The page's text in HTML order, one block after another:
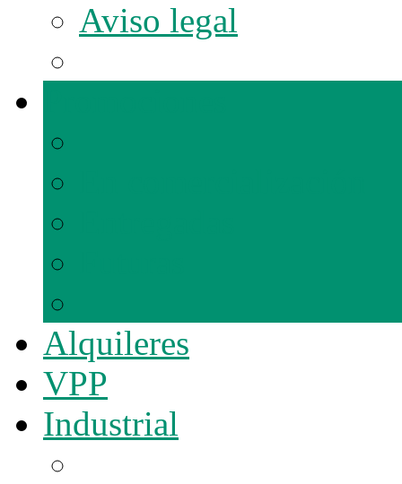
Aviso legal
Alquileres
VPP
Industrial